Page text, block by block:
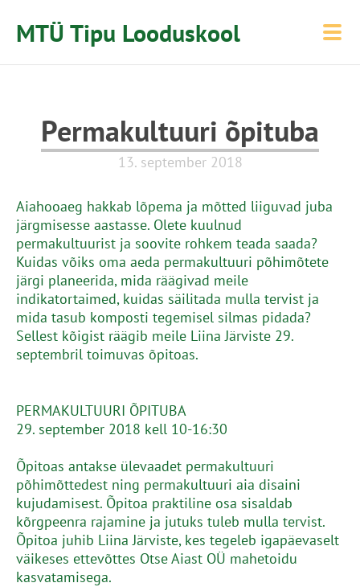
MTÜ Tipu Looduskool
Permakultuuri õpituba
13. september 2018
Aiahooaeg hakkab lõpema ja mõtted liiguvad juba
järgmisesse aastasse. Olete kuulnud
permakultuurist ja soovite rohkem teada saada?
Kuidas võiks oma aeda permakultuuri põhimõtete
järgi planeerida, mida räägivad meile
indikatortaimed, kuidas säilitada mulla tervist ja
mida tasub komposti tegemisel silmas pidada?
Sellest kõigist räägib meile Liina Järviste 29.
septembril toimuvas õpitoas.
PERMAKULTUURI ÕPITUBA
29. september 2018 kell 10-16:30
Õpitoas antakse ülevaadet permakultuuri
põhimõttedest ning permakultuuri aia disaini
kujudamisest. Õpitoa praktiline osa sisaldab
kõrgpeenra rajamine ja jutuks tuleb mulla tervist.
Õpitoa juhib Liina Järviste, kes tegeleb igapäevaselt
väikeses ettevõttes Otse Aiast OÜ mahetoidu
kasvatamisega.